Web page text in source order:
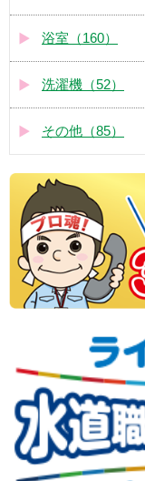
浴室（160）
洗濯機（52）
その他（85）